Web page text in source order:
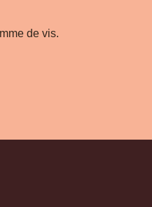
de vis.